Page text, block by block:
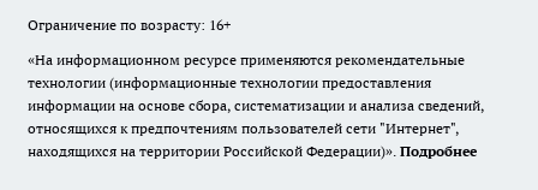
Ограничение по возрасту: 16+
«На информационном ресурсе применяются рекомендательные
технологии (информационные технологии предоставления
информации на основе сбора, систематизации и анализа сведений,
относящихся к предпочтениям пользователей сети "Интернет",
находящихся на территории Российской Федерации)». Подробнее